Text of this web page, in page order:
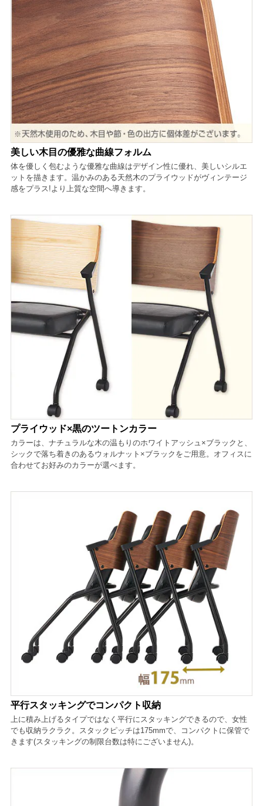
美しい木目の優雅な曲線フォルム
体を優しく包むような優雅な曲線はデザイン性に優れ、美しいシルエ
ットを描きます。温かみのある天然木のプライウッドがヴィンテージ
感をプラス!より上質な空間へ導きます。
プライウッド×黒のツートンカラー
カラーは、ナチュラルな木の温もりのホワイトアッシュ×ブラックと、
シックで落ち着きのあるウォルナット×ブラックをご用意。オフィスに
合わせてお好みのカラーが選べます。
平行スタッキングでコンパクト収納
上に積み上げるタイプではなく平行にスタッキングできるので、女性
でも収納ラクラク。スタックピッチは175mmで、コンパクトに保管で
きます(スタッキングの制限台数は特にございません)。